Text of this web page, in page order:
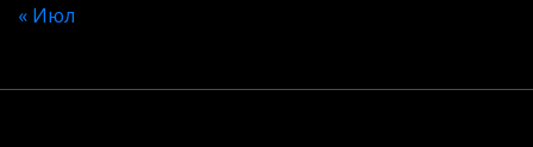
« Июл